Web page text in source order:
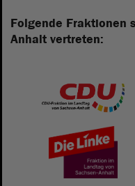
Folgende Fraktionen
Anhalt vertreten: